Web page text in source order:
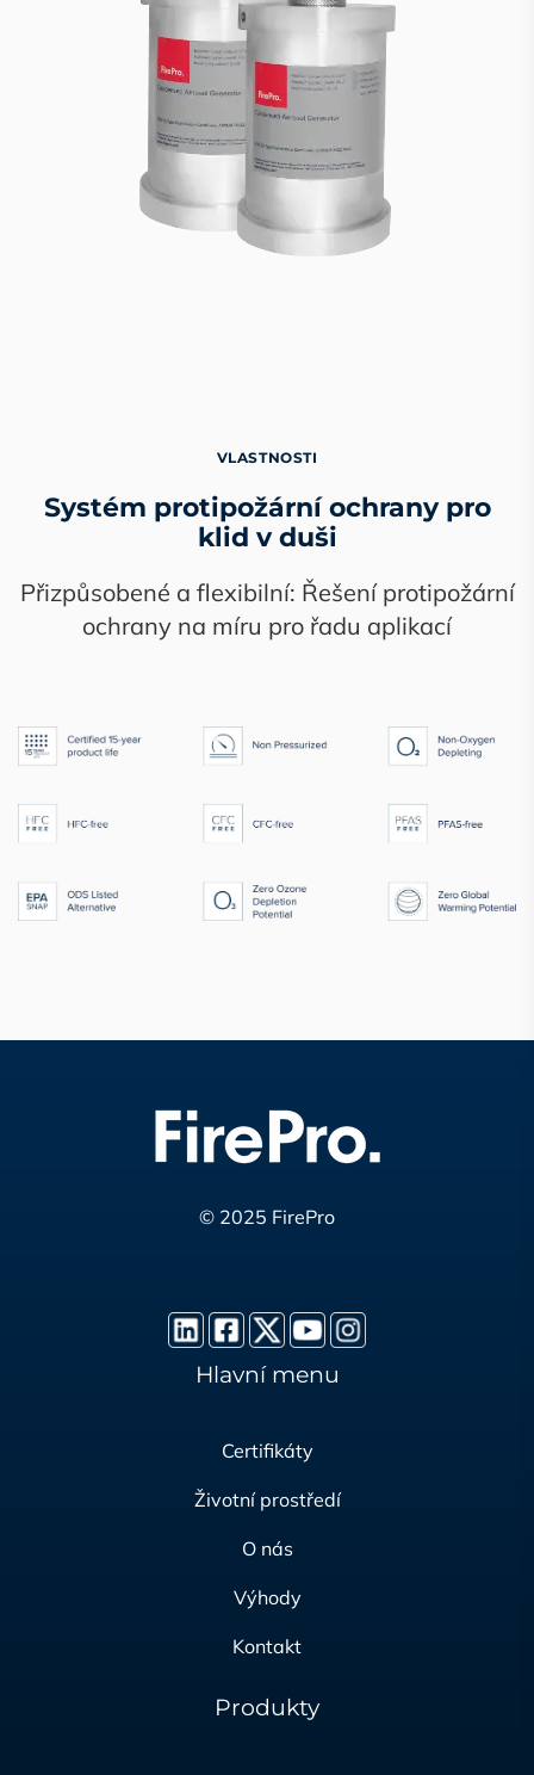
VLASTNOSTI
Systém protipožární ochrany pro
klid v duši
Přizpůsobené a flexibilní: Řešení protipožární
ochrany na míru pro řadu aplikací
© 2025 FirePro
Hlavní menu
Certifikáty
Životní prostředí
O nás
Výhody
Kontakt
Produkty